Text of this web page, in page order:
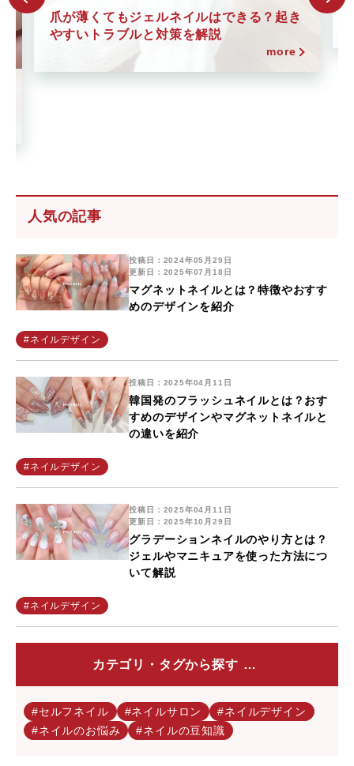
爪が薄くてもジェルネイルはできる？起き
やすいトラブルと対策を解説
more
人気の記事
投稿日：2024年05月29日
更新日：2025年07月18日
マグネットネイルとは？特徴やおすす
めのデザインを紹介
#ネイルデザイン
投稿日：2025年04月11日
韓国発のフラッシュネイルとは？おす
すめのデザインやマグネットネイルと
の違いを紹介
#ネイルデザイン
投稿日：2025年04月11日
更新日：2025年10月29日
グラデーションネイルのやり方とは？
ジェルやマニキュアを使った方法につ
いて解説
#ネイルデザイン
カテゴリ・タグから探す
#セルフネイル #ネイルサロン
#ネイルデザイン
#ネイルのお悩み
#ネイルの豆知識